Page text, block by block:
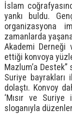
İslam
yankı buldu.
organizasyona
zamanlarda
Akademi Derneği
ettiği konvoya
Mazlum’a Destek”
Suriye
dolaştı. Konvoy
‘Mısır ve
sloganıyla